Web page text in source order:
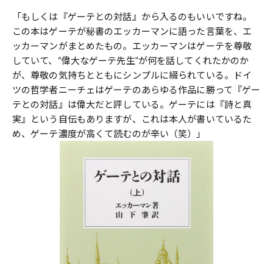
「もしくは『ゲーテとの対話』から入るのもいいですね。
この本はゲーテが秘書のエッカーマンに語った言葉を、エ
ッカーマンがまとめたもの。エッカーマンはゲーテを尊敬
していて、“偉大なゲーテ先生”が何を話してくれたかのか
が、尊敬の気持ちとともにシンプルに綴られている。ドイ
ツの哲学者ニーチェはゲーテのあらゆる作品に勝って『ゲー
テとの対話』は偉大だと評している。ゲーテには『詩と真
実』という自伝もありますが、これは本人が書いているた
め、ゲーテ濃度が高くて読むのが辛い（笑）」